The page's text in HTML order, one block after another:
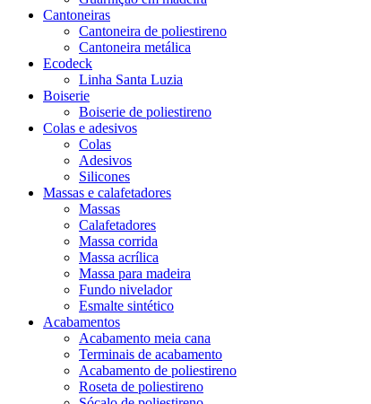
Cantoneiras
Cantoneira de poliestireno
Cantoneira metálica
Ecodeck
Linha Santa Luzia
Boiserie
Boiserie de poliestireno
Colas e adesivos
Colas
Adesivos
Silicones
Massas e calafetadores
Massas
Calafetadores
Massa corrida
Massa acrílica
Massa para madeira
Fundo nivelador
Esmalte sintético
Acabamentos
Acabamento meia cana
Terminais de acabamento
Acabamento de poliestireno
Roseta de poliestireno